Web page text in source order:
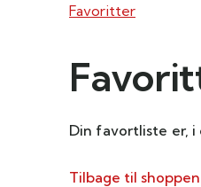
varemærker
Favoritter
Din favortliste er,
Tilbage til shoppen